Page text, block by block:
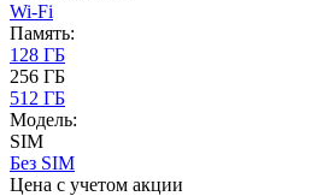
Wi-Fi
Память:
128 ГБ
256 ГБ
512 ГБ
Модель:
SIM
Без SIM
Цена с учетом акции